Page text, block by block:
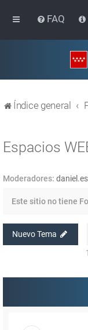
FAQ
Índice general
Espacios
Moderadores:
Este sitio no tiene
Nuevo Tema